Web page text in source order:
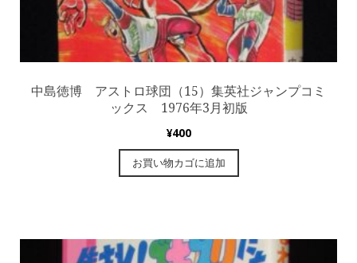
中島徳博 アストロ球団（15）集英社ジャンプコミ
ックス 1976年3月初版
¥400
お買い物カゴに追加